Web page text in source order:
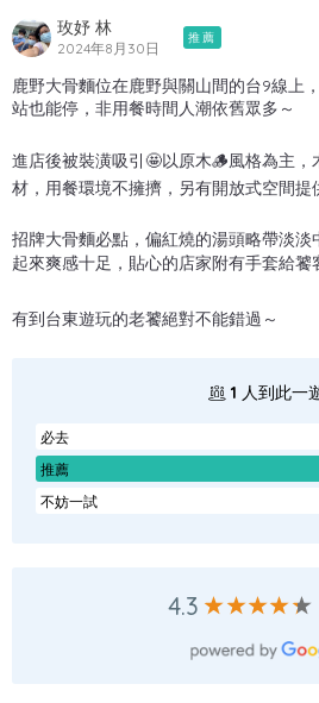
玫妤 林
2024年8月30日
推薦
鹿野大骨麵位在鹿野與關山間的台9線上
站也能停，非用餐時間人潮依舊眾多～
進店後被裝潢吸引🤩以原木🪵風格為主
材，用餐環境不擁擠，另有開放式空間
招牌大骨麵必點，偏紅燒的湯頭略帶淡
起來爽感十足，貼心的店家附有手套給饕
有到台東遊玩的老饕絕對不能錯過～
1 人到此一
必去
推薦
不妨一試
4.3